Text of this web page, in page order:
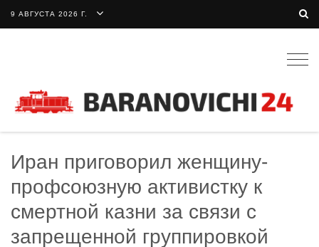
9 АВГУСТА 2026 Г.
Иран приговорил женщину-
профсоюзную активистку к
смертной казни за связи с
запрещенной группировкой